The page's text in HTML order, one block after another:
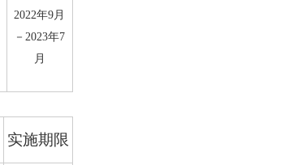
2022年9 月
－ 2023年7
月
实施期限